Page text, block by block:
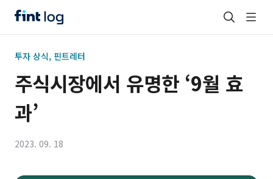
투자 상식, 핀트레터
주식시장에서 유명한 ‘9월 효
과’
2023. 09. 18